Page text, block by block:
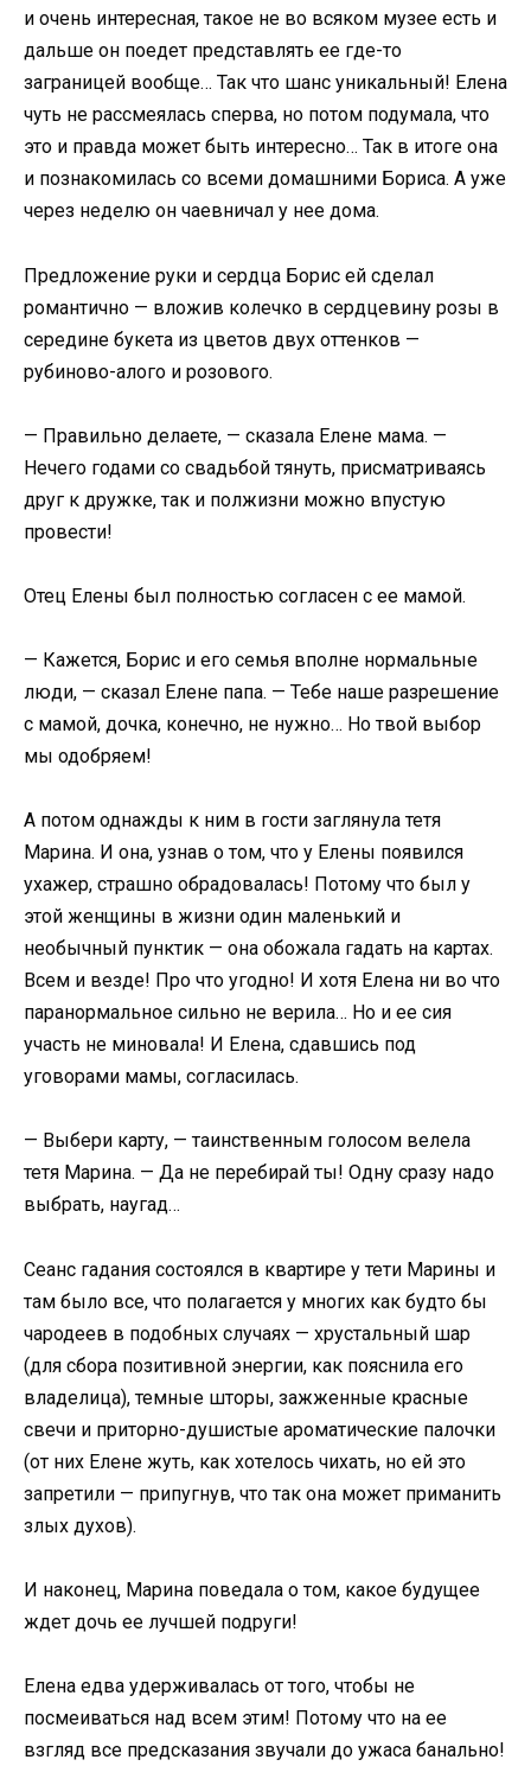
и очень интересная, такое не во всяком музее есть и
дальше он поедет представлять ее где-то
заграницей вообще… Так что шанс уникальный! Елена
чуть не рассмеялась сперва, но потом подумала, что
это и правда может быть интересно… Так в итоге она
и познакомилась со всеми домашними Бориса. А уже
через неделю он чаевничал у нее дома.
Предложение руки и сердца Борис ей сделал
романтично — вложив колечко в сердцевину розы в
середине букета из цветов двух оттенков —
рубиново-алого и розового.
— Правильно делаете, — сказала Елене мама. —
Нечего годами со свадьбой тянуть, присматриваясь
друг к дружке, так и полжизни можно впустую
провести!
Отец Елены был полностью согласен с ее мамой.
— Кажется, Борис и его семья вполне нормальные
люди, — сказал Елене папа. — Тебе наше разрешение
с мамой, дочка, конечно, не нужно… Но твой выбор
мы одобряем!
А потом однажды к ним в гости заглянула тетя
Марина. И она, узнав о том, что у Елены появился
ухажер, страшно обрадовалась! Потому что был у
этой женщины в жизни один маленький и
необычный пунктик — она обожала гадать на картах.
Всем и везде! Про что угодно! И хотя Елена ни во что
паранормальное сильно не верила… Но и ее сия
участь не миновала! И Елена, сдавшись под
уговорами мамы, согласилась.
— Выбери карту, — таинственным голосом велела
тетя Марина. — Да не перебирай ты! Одну сразу надо
выбрать, наугад…
Сеанс гадания состоялся в квартире у тети Марины и
там было все, что полагается у многих как будто бы
чародеев в подобных случаях — хрустальный шар
(для сбора позитивной энергии, как пояснила его
владелица), темные шторы, зажженные красные
свечи и приторно-душистые ароматические палочки
(от них Елене жуть, как хотелось чихать, но ей это
запретили — припугнув, что так она может приманить
злых духов).
И наконец, Марина поведала о том, какое будущее
ждет дочь ее лучшей подруги!
Елена едва удерживалась от того, чтобы не
посмеиваться над всем этим! Потому что на ее
взгляд все предсказания звучали до ужаса банально!